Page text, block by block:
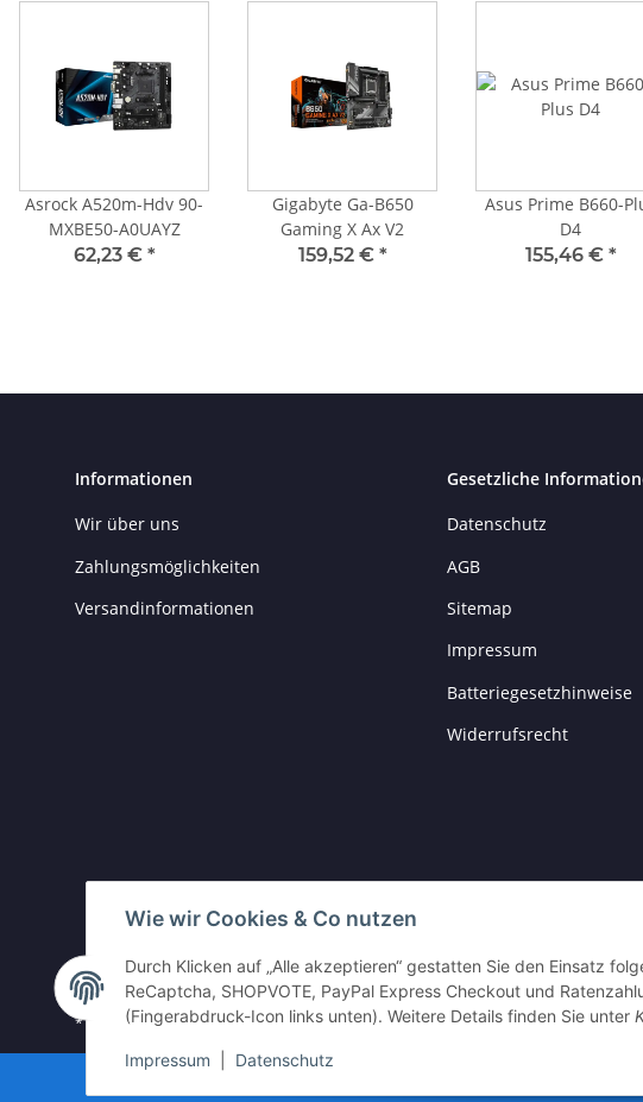
Wie wir Cookies & Co nutzen
Durch Klicken auf „Alle akzeptieren“ gestatten Sie den Einsatz
ReCaptcha, SHOPVOTE, PayPal Express Checkout und
(Fingerabdruck-Icon links unten). Weitere Details finden Sie unter
Impressum Datenschutz
Asrock A520m-Hdv 90-
MXBE50-A0UAYZ
62,23 € *
Gigabyte Ga-B650
Gaming X Ax V2
159,52 € *
Asus Prime B660-
D4
155,46 € *
Informationen
Wir über uns
Zahlungsmöglichkeiten
Versandinformationen
Gesetzliche
Datenschutz
AGB
Sitemap
Impressum
Batteriegesetzhinweise
Widerrufsrecht
Vertrag widerrufen
* Alle Preise inkl. gesetzlicher USt., zzgl.Versand